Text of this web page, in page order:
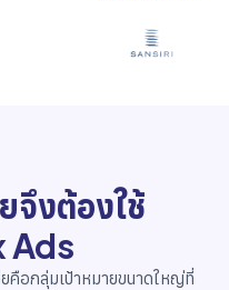
จึงต้องใช้
Ads
คือกลุ่มเป้าหมายขนาดใหญ่ที่